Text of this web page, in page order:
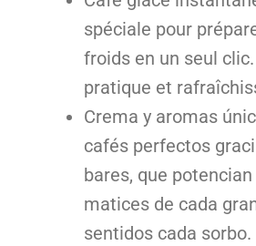
spéciale pour
froids en un seul clic.
pratique et
Crema y aromas
cafés perfectos
bares, que
matices de cada
sentidos cada sorbo.